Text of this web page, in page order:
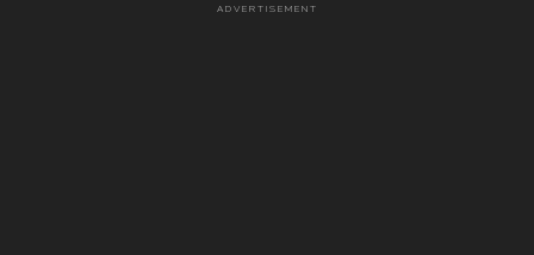
ADVERTISEMENT